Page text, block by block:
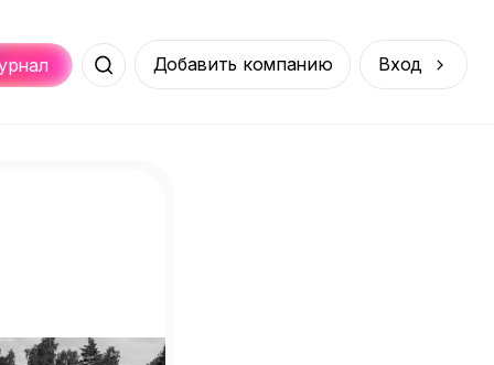
Услуги Покупки Онлайн
Места Добавить компанию Вход